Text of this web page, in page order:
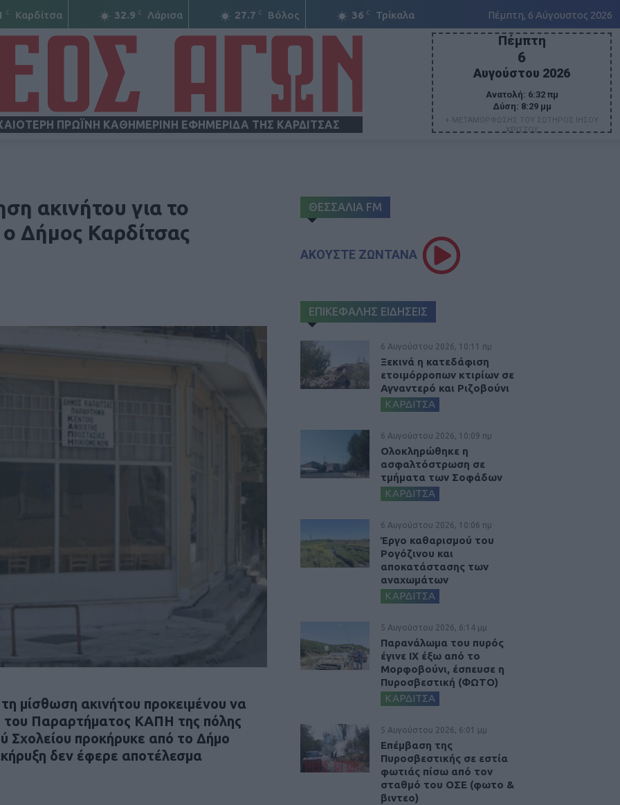
C Καρδίτσα 32.9 C Λάρισα 27.7 C Βόλος 36 C Τρίκαλα Πέμπτη, 6 Αύγουστος 2026
ΠΡΩΪΝΗ ΚΑΘΗΜΕΡΙΝΗ ΕΦΗΜΕΡΙΔΑ ΤΗΣ ΚΑΡΔΙΤΣΑΣ
Πέμπτη
6
Αυγούστου 2026
Ανατολή: 6:32 πμ
Δύση: 8:29 μμ
+ ΜΕΤΑΜΟΡΦΩΣΗΣ ΤΟΥ ΣΩΤΗΡΟΣ ΙΗΣΟΥ
ΧΡΙΣΤΟΥ
ακινήτου για το
Δήμος Καρδίτσας
μίσθωση ακινήτου προκειμένου να
του Παραρτήματος ΚΑΠΗ της πόλης
Σχολείου προκήρυκε από το Δήμο
δεν έφερε αποτέλεσμα
ΘΕΣΣΑΛΙΑ FM
ΑΚΟΥΣΤΕ ΖΩΝΤΑΝΑ
ΕΠΙΚΕΦΑΛΗΣ ΕΙΔΗΣΕΙΣ
6 Αυγούστου 2026, 10:11 πμ
Ξεκινά η κατεδάφιση
ετοιμόρροπων κτιρίων σε
Αγναντερό και Ριζοβούνι
ΚΑΡΔΙΤΣΑ
6 Αυγούστου 2026, 10:09 πμ
Ολοκληρώθηκε η
ασφαλτόστρωση σε
τμήματα των Σοφάδων
ΚΑΡΔΙΤΣΑ
6 Αυγούστου 2026, 10:06 πμ
Έργο καθαρισμού του
Ρογόζινου και
αποκατάστασης των
αναχωμάτων
ΚΑΡΔΙΤΣΑ
5 Αυγούστου 2026, 6:14 μμ
Παρανάλωμα του πυρός
έγινε ΙΧ έξω από το
Μορφοβούνι, έσπευσε η
Πυροσβεστική (ΦΩΤΟ)
ΚΑΡΔΙΤΣΑ
5 Αυγούστου 2026, 6:01 μμ
Επέμβαση της
Πυροσβεστικής σε εστία
φωτιάς πίσω από τον
σταθμό του ΟΣΕ (φωτο &
βιντεο)